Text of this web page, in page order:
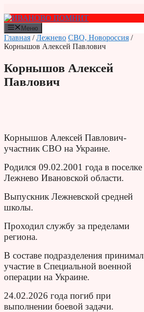
к
содержимому
Меню
Главная /Лежнево СВО, Новороссия /
Корнышов Алексей Павлович
Корнышов Алексей
Павлович
Корнышов Алексей Павлович-
участник СВО на Украине.
Родился 09.02.2001 года в поселке
Лежнево Ивановской области.
Выпускник Лежневской средней
школы.
Проходил службу за пределами
региона.
В составе подразделения принимал
участие в Специальной военной
операции на Украине.
24.02.2026 года погиб при
выполнении боевой задачи.